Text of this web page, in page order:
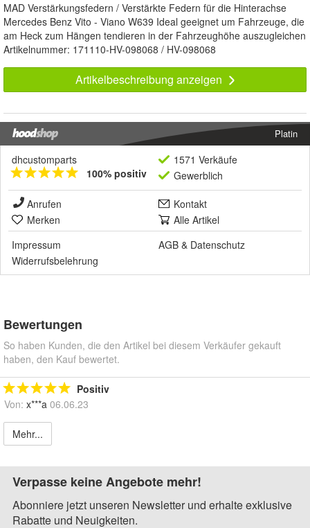
MAD Verstärkungsfedern / Verstärkte Federn für die Hinterachse
Mercedes Benz Vito - Viano W639 Ideal geeignet um Fahrzeuge, die
am Heck zum Hängen tendieren in der Fahrzeughöhe auszugleichen
Artikelnummer: 171110-HV-098068 / HV-098068
Artikelbeschreibung anzeigen
Platin
dhcustomparts
100% positiv
1571 Verkäufe
Gewerblich
Anrufen
Kontakt
Merken
Alle Artikel
Impressum
AGB & Datenschutz
Widerrufsbelehrung
Bewertungen
So haben Kunden, die den Artikel bei diesem Verkäufer gekauft
haben, den Kauf bewertet.
Positiv
Von: x***a 06.06.23
Mehr...
Verpasse keine Angebote mehr!
Abonniere jetzt unseren Newsletter und erhalte exklusive
Rabatte und Neuigkeiten.